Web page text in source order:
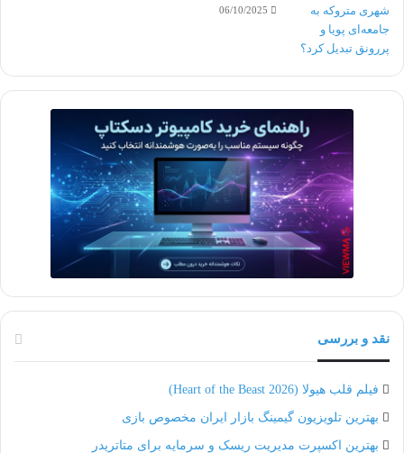
06/10/2025
نقد و بررسی
فیلم قلب هیولا (Heart of the Beast 2026)
بهترین تلویزیون گیمینگ بازار ایران مخصوص بازی
بهترین اکسپرت مدیریت ریسک و سرمایه برای متاتریدر